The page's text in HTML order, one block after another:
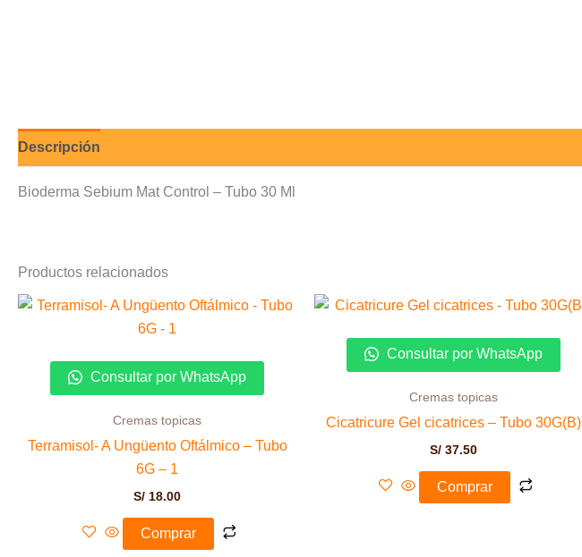
Descripción
Bioderma Sebium Mat Control – Tubo 30 Ml
Productos relacionados
Consultar por WhatsApp
Cremas topicas
Terramisol- A Ungüento Oftálmico – Tubo
6G – 1
S/ 18.00
Comprar
Consultar por WhatsApp
Cremas topicas
Cicatricure Gel cicatrices – Tubo 30G(B)
S/ 37.50
Comprar